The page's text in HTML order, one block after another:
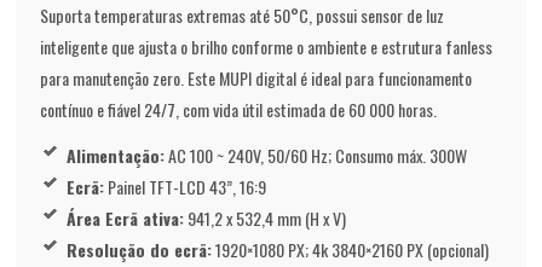
Suporta temperaturas extremas até 50°C, possui sensor de luz
inteligente que ajusta o brilho conforme o ambiente e estrutura fanless
para manutenção zero. Este MUPI digital é ideal para funcionamento
contínuo e fiável 24/7, com vida útil estimada de 60 000 horas.
Alimentação:AC 100 ~ 240V, 50/60 Hz; Consumo máx. 300W
Ecrã:Painel TFT-LCD 43”, 16:9
Área Ecrã ativa:941,2 x 532,4 mm (H x V)
Resolução do ecrã:1920×1080 PX; 4k 3840×2160 PX (opcional)